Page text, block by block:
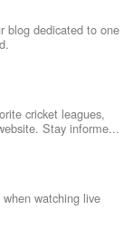
blog dedicated to one
cricket leagues,
Stay informe...
watching live